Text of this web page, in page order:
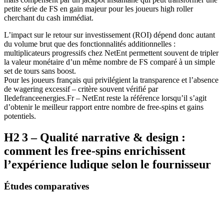
petite série de FS en gain majeur pour les joueurs high roller
cherchant du cash immédiat.
L’impact sur le retour sur investissement (ROI) dépend donc autant
du volume brut que des fonctionnalités additionnelles :
multiplicateurs progressifs chez NetEnt permettent souvent de tripler
la valeur monétaire d’un même nombre de FS comparé à un simple
set de tours sans boost.
Pour les joueurs français qui privilégient la transparence et l’absence
de wagering excessif – critère souvent vérifié par
Iledefranceenergies.Fr – NetEnt reste la référence lorsqu’il s’agit
d’obtenir le meilleur rapport entre nombre de free‑spins et gains
potentiels.
H2 3 – Qualité narrative & design :
comment les free‑spins enrichissent
l’expérience ludique selon le fournisseur
Études comparatives